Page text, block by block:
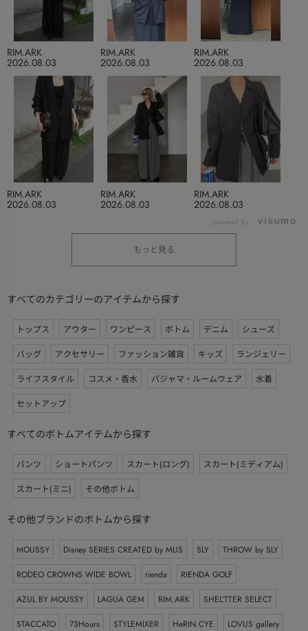
2026.08.03
RIM.ARK
2026.08.03
RIM.ARK
2026.08.03
RIM.ARK
2026.08.03
RIM.ARK
2026.08.03
RIM.ARK
2026.08.03
RIM.ARK
powered by
もっと見る
すべてのカテゴリーのアイテムから探す
トップス アウター ワンピース ボトム デニム
シューズ
バッグ
アクセサリー ファッション雑貨 キッズ
ランジェリー
ライフスタイル
コスメ・香水 パジャマ・ルームウェア
水着
セットアップ
すべてのボトムアイテムから探す
パンツ ショートパンツ スカート(ロング)
スカート(ミディアム)
スカート(ミニ)
その他ボトム
その他ブランドのボトムから探す
MOUSSY Disney SERIES CREATED by MUS SLY
THROW by SLY
RODEO CROWNS WIDE BOWL
rienda
RIENDA GOLF
AZUL BY MOUSSY
LAGUA GEM RIM.ARK
SHEL’TTER SELECT
STACCATO
73Hours STYLEMIXER HeRIN.CYE LOVUS gallery